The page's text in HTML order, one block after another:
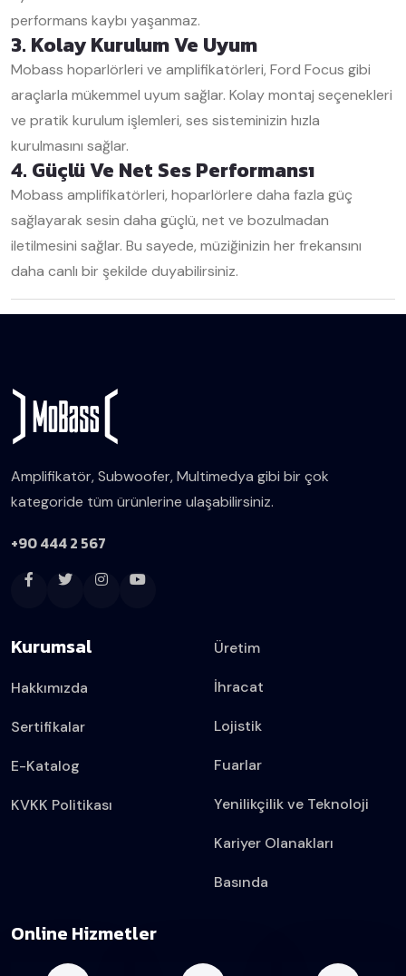
performans kaybı yaşanmaz.
3. Kolay Kurulum Ve Uyum
Mobass hoparlörleri ve amplifikatörleri, Ford Focus gibi
araçlarla mükemmel uyum sağlar. Kolay montaj seçenekleri
ve pratik kurulum işlemleri, ses sisteminizin hızla
kurulmasını sağlar.
4. Güçlü Ve Net Ses Performansı
Mobass amplifikatörleri, hoparlörlere daha fazla güç
sağlayarak sesin daha güçlü, net ve bozulmadan
iletilmesini sağlar. Bu sayede, müziğinizin her frekansını
daha canlı bir şekilde duyabilirsiniz.
Amplifikatör, Subwoofer, Multimedya gibi bir çok
kategoride tüm ürünlerine ulaşabilirsiniz.
+90 444 2 567
Kurumsal
Hakkımızda
Sertifikalar
E-Katalog
KVKK Politikası
Üretim
İhracat
Lojistik
Fuarlar
Yenilikçilik ve Teknoloji
Kariyer Olanakları
Basında
Online Hizmetler